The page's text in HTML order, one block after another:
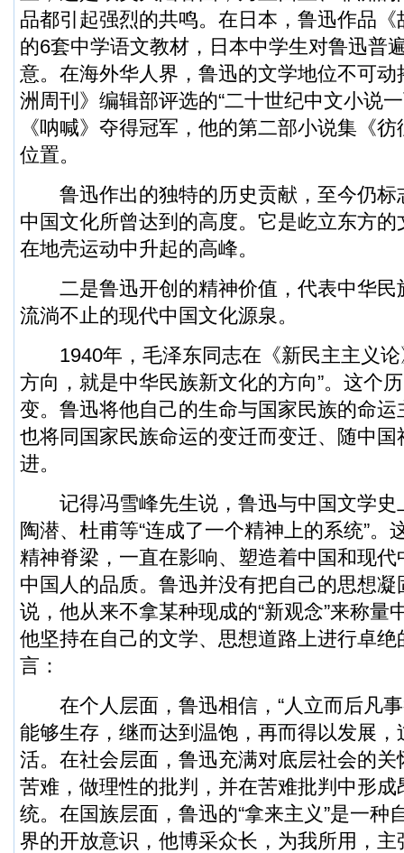
品都引起强烈的共鸣。在日本，鲁迅作品
的6套中学语文教材，日本中学生对鲁迅普
意。在海外华人界，鲁迅的文学地位不可
洲周刊》编辑部评选的“二十世纪中文小说
《呐喊》夺得冠军，他的第二部小说集《
位置。
鲁迅作出的独特的历史贡献，至今仍标
中国文化所曾达到的高度。它是屹立东方
在地壳运动中升起的高峰。
二是鲁迅开创的精神价值，代表中华民
流淌不止的现代中国文化源泉。
1940年，毛泽东同志在《新民主主义论
方向，就是中华民族新文化的方向”。这个
变。鲁迅将他自己的生命与国家民族的命
也将同国家民族命运的变迁而变迁、随中
进。
记得冯雪峰先生说，鲁迅与中国文学史
陶潜、杜甫等“连成了一个精神上的系统”。
精神脊梁，一直在影响、塑造着中国和现
中国人的品质。鲁迅并没有把自己的思想
说，他从来不拿某种现成的“新观念”来称量
他坚持在自己的文学、思想道路上进行卓
言：
在个人层面，鲁迅相信，“人立而后凡事
能够生存，继而达到温饱，再而得以发展
活。在社会层面，鲁迅充满对底层社会的
苦难，做理性的批判，并在苦难批判中形
统。在国族层面，鲁迅的“拿来主义”是一种
界的开放意识，他博采众长，为我所用，主